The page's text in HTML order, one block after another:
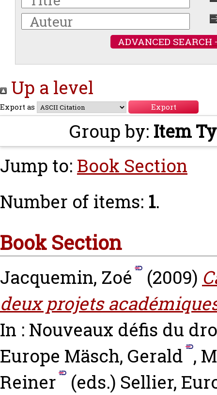
ADVANCED SEARCH
Up a level
Export as
Group by: Item
Jump to: Book Section
Number of items: 1.
Book Section
Jacquemin, Zoé (2009)
deux projets
In : Nouveaux défis du
Europe Mäsch, Gerald ,
Reiner
(eds.) Sellier,